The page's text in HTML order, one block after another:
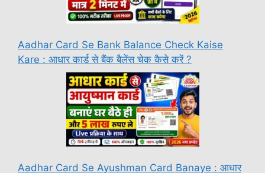
Aadhar Card Se Bank Balance Check Kaise
Kare : आधार कार्ड से बैंक बैलेंस चेक कैसे करें ?
Aadhar Card Se Ayushman Card Banaye : आधार